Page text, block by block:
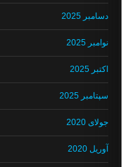
دسامبر 2025
نوامبر 2025
اکتبر 2025
سپتامبر 2025
جولای 2020
آوریل 2020